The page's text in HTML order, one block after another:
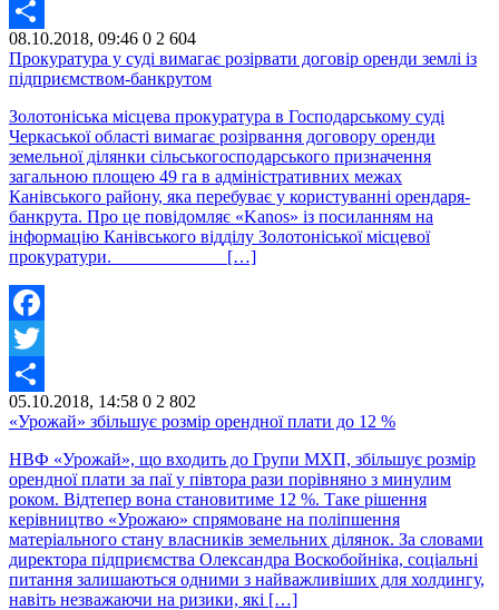
Twitter
Share
08.10.2018, 09:46 0 2 604
Прокуратура у суді вимагає розірвати договір оренди землі із
підприємством-банкрутом
Золотоніська місцева прокуратура в Господарському суді
Черкаської області вимагає розірвання договору оренди
земельної ділянки сільськогосподарського призначення
загальною площею 49 га в адміністративних межах
Канівського району, яка перебуває у користуванні орендаря-
банкрута. Про це повідомляє «Kanos» із посиланням на
інформацію Канівського відділу Золотоніської місцевої
прокуратури. […]
Facebook
Twitter
Share
05.10.2018, 14:58 0 2 802
«Урожай» збільшує розмір орендної плати до 12 %
НВФ «Урожай», що входить до Групи МХП, збільшує розмір
орендної плати за паї у півтора рази порівняно з минулим
роком. Відтепер вона становитиме 12 %. Таке рішення
керівництво «Урожаю» спрямоване на поліпшення
матеріального стану власників земельних ділянок. За словами
директора підприємства Олександра Воскобойніка, соціальні
питання залишаються одними з найважливіших для холдингу,
навіть незважаючи на ризики, які […]